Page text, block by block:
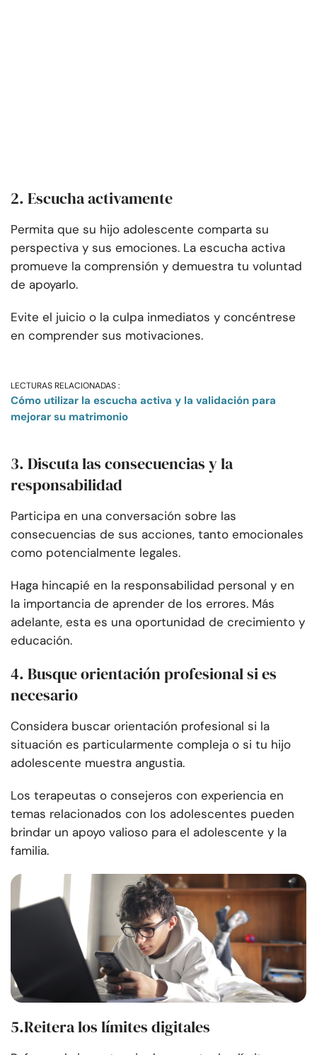
2. Escucha activamente
Permita que su hijo adolescente comparta su
perspectiva y sus emociones. La escucha activa
promueve la comprensión y demuestra tu voluntad
de apoyarlo.
Evite el juicio o la culpa inmediatos y concéntrese
en comprender sus motivaciones.
LECTURAS RELACIONADAS :
Cómo utilizar la escucha activa y la validación para
mejorar su matrimonio
3. Discuta las consecuencias y la
responsabilidad
Participa en una conversación sobre las
consecuencias de sus acciones, tanto emocionales
como potencialmente legales.
Haga hincapié en la responsabilidad personal y en
la importancia de aprender de los errores. Más
adelante, esta es una oportunidad de crecimiento y
educación.
4. Busque orientación profesional si es
necesario
Considera buscar orientación profesional si la
situación es particularmente compleja o si tu hijo
adolescente muestra angustia.
Los terapeutas o consejeros con experiencia en
temas relacionados con los adolescentes pueden
brindar un apoyo valioso para el adolescente y la
familia.
5.Reitera los límites digitales